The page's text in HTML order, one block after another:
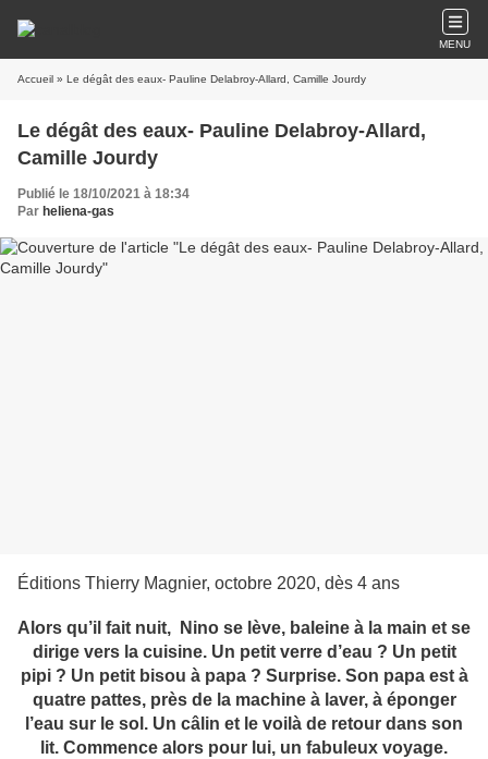
MENU
Accueil » Le dégât des eaux- Pauline Delabroy-Allard, Camille Jourdy
Le dégât des eaux- Pauline Delabroy-Allard,
Camille Jourdy
Publié le 18/10/2021 à 18:34
Par heliena-gas
Éditions Thierry Magnier, octobre 2020, dès 4 ans
Alors qu’il fait nuit, Nino se lève, baleine à la main et se
dirige vers la cuisine. Un petit verre d’eau ? Un petit
pipi ? Un petit bisou à papa ? Surprise. Son papa est à
quatre pattes, près de la machine à laver, à éponger
l’eau sur le sol. Un câlin et le voilà de retour dans son
lit. Commence alors pour lui, un fabuleux voyage.